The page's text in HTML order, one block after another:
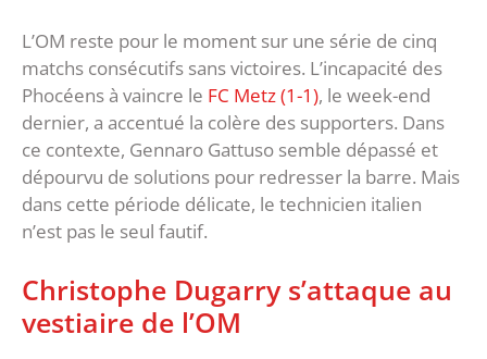
L’OM reste pour le moment sur une série de cinq
matchs consécutifs sans victoires. L’incapacité des
Phocéens à vaincre le FC Metz (1-1), le week-end
dernier, a accentué la colère des supporters. Dans
ce contexte, Gennaro Gattuso semble dépassé et
dépourvu de solutions pour redresser la barre. Mais
dans cette période délicate, le technicien italien
n’est pas le seul fautif.
Christophe Dugarry s’attaque au
vestiaire de l’OM